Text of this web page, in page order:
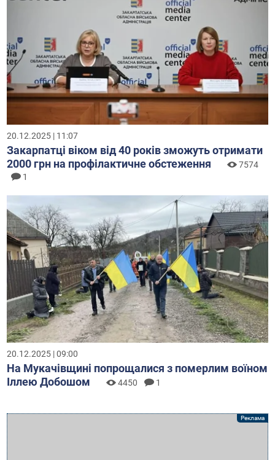
20.12.2025 | 11:07
Закарпатці віком від 40 років зможуть отримати
2000 грн на профілактичне обстеження
7574
1
20.12.2025 | 09:00
На Мукачівщині попрощалися з померлим воїном
Іллею Добошом
4450 1